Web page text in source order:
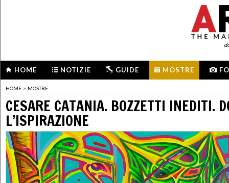
HOME NOTIZIE GUIDE MOSTRE
HOME > MOSTRE
CESARE CATANIA. BOZZETTI INEDITI.
L’ISPIRAZIONE